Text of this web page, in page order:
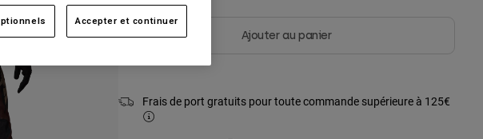
Ajouter au panier
Frais de port gratuits pour toute commande supérieure à 125€
Accepter et continuer